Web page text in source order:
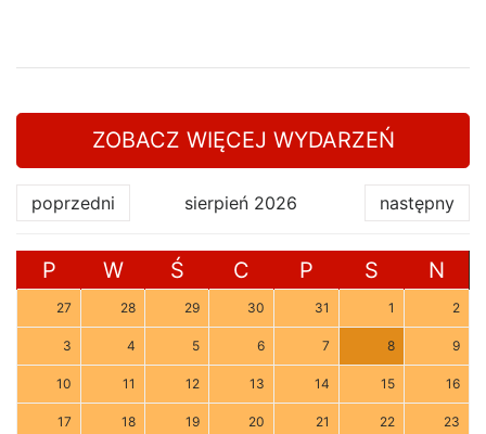
ZOBACZ WIĘCEJ WYDARZEŃ
poprzedni sierpień 2026 następny
P W Ś C P S N
27 28 29 30 31 1 2
3 4 5 6 7 8 9
10 11 12 13 14 15 16
17 18 19 20 21 22 23